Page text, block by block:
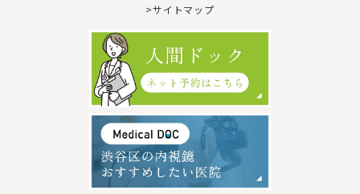
>サイトマップ